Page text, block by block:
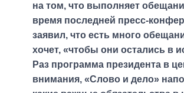
на том, что выполняет
время последней пресс-
заявил, что есть много
хочет, «чтобы они остались в
Раз программа президента в
внимания, «Слово и дело»